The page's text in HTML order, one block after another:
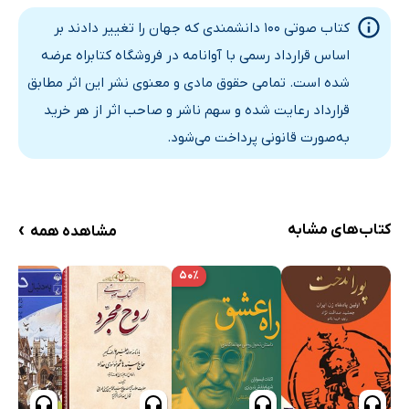
29 دقیقه بخش یازدهم
بخش دوازدهم
30 دقیقه بخش سیزدهم
30 دقیقه بخش چهاردهم
30 دقیقه بخش پانزدهم
29 دقیقه بخش هفدهم
29 دقیقه بخش هجدهم
29 دقیقه بخش نوزدهم
30 دقیقه بخش بیستم
31 دقیقه بخش بیست و یکم
کتاب صوتی 100 دانشمندی که جهان را تغییر دادند بر
اساس قرارداد رسمی با آوانامه در فروشگاه کتابراه عرضه
شده است. تمامی حقوق مادی و معنوی نشر این اثر مطابق
قرارداد رعایت شده و سهم ناشر و صاحب اثر از هر خرید
به‌صورت قانونی پرداخت می‌شود.
کتاب‌های مشابه مشاهده همه ›
۵۰٪